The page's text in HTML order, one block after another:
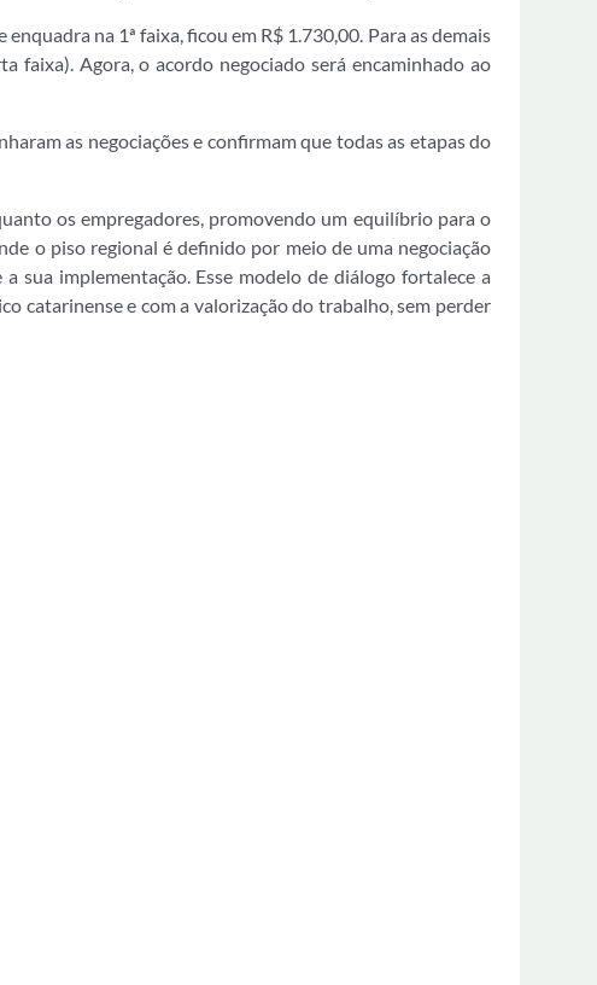
na 1ª faixa, ficou em R$ 1.730,00. Para as demais
faixa). Agora, o acordo negociado será encaminhado ao
as negociações e confirmam que todas as etapas do
os empregadores, promovendo um equilíbrio para o
o piso regional é definido por meio de uma negociação
sua implementação. Esse modelo de diálogo fortalece a
catarinense e com a valorização do trabalho, sem perder